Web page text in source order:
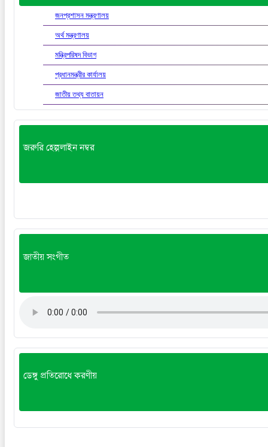
জনপ্রশাসন মন্ত্রণালয়
অর্থ মন্ত্রণালয়
মন্ত্রিপরিষদ বিভাগ
প্রধানমন্ত্রীর কার্যালয়
জাতীয় তথ্য বাতায়ন
জরুরি হেল্পলাইন নম্বর
জাতীয় সংগীত
ডেঙ্গু প্রতিরোধে করণীয়